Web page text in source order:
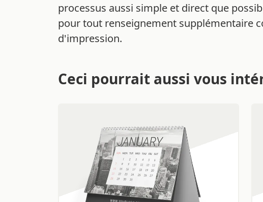
processus aussi simple et direct que
pour tout renseignement supplémentaire
d'impression.
Ceci pourrait aussi vous